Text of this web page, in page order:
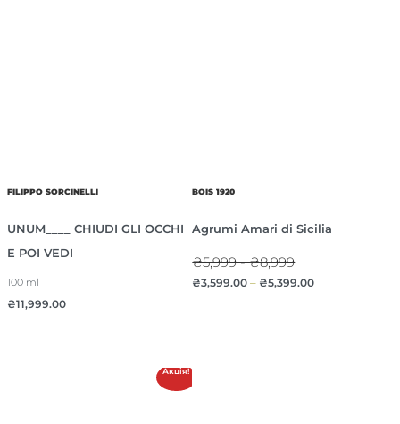
FILIPPO SORCINELLI
UNUM____ CHIUDI GLI OCCHI
E POI VEDI
100 ml
₴11,999.00
BOIS 1920
Agrumi Amari di Sicilia
₴5,999 - ₴8,999
₴3,599.00 – ₴5,399.00
Акція!